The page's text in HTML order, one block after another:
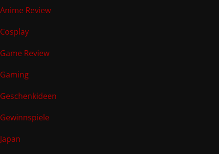
Anime Review
Cosplay
Game Review
Gaming
Geschenkideen
Gewinnspiele
Japan